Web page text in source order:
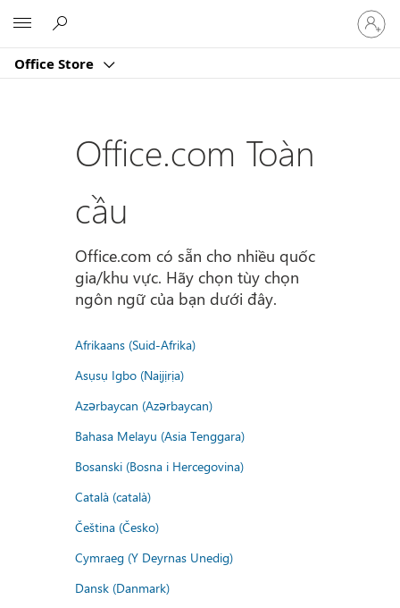
Office Store
Đăng
nhập
tài
của
Office.com Toàn
cầu
Office.com có sẵn cho nhiều quốc
gia/khu vực. Hãy chọn tùy chọn
ngôn ngữ của bạn dưới đây.
Afrikaans (Suid-Afrika)
Asụsụ Igbo (Naịjịrịa)
Azərbaycan (Azərbaycan)
Bahasa Melayu (Asia Tenggara)
Bosanski (Bosna i Hercegovina)
Català (català)
Čeština (Česko)
Cymraeg (Y Deyrnas Unedig)
Dansk (Danmark)